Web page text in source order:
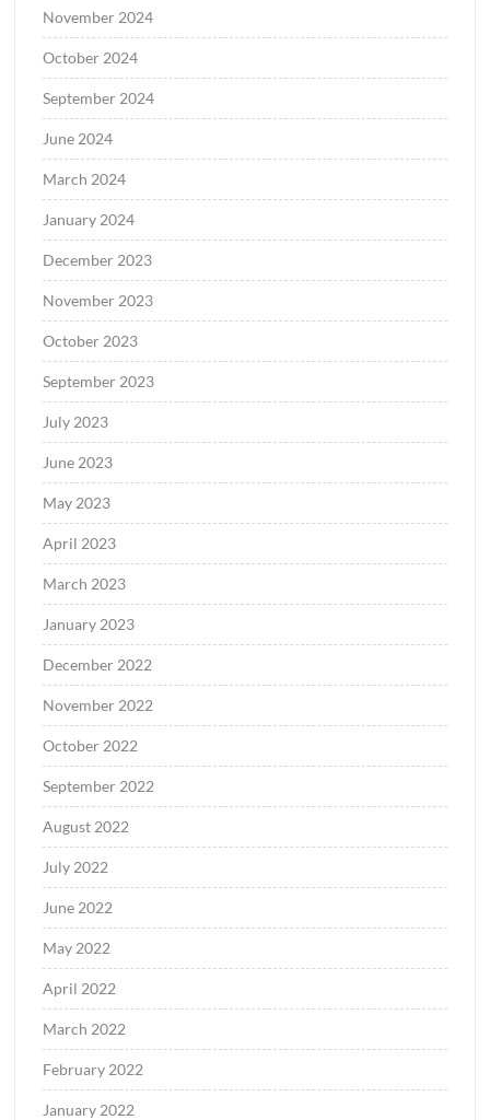
November 2024
October 2024
September 2024
June 2024
March 2024
January 2024
December 2023
November 2023
October 2023
September 2023
July 2023
June 2023
May 2023
April 2023
March 2023
January 2023
December 2022
November 2022
October 2022
September 2022
August 2022
July 2022
June 2022
May 2022
April 2022
March 2022
February 2022
January 2022